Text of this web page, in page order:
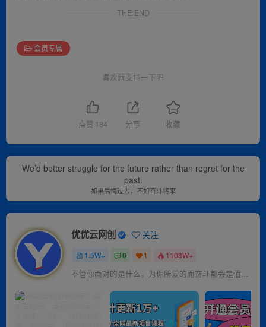
THE END
会员专属
喜欢就支持一下吧
点赞 184 分享 收藏
We’d better struggle for the future rather than regret for the
past.
如果后悔过去，不如奋斗将来
优优云网创 关注
1.5W+ 0 1 1108W+
不管你面对的是什么，为你所爱的而奋斗都会是值得的